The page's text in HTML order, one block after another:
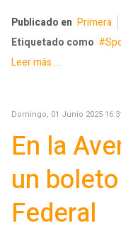
Publicado en Primera
Etiquetado como
Leer más ...
Domingo, 01 Junio 2025
En la
un
Federal